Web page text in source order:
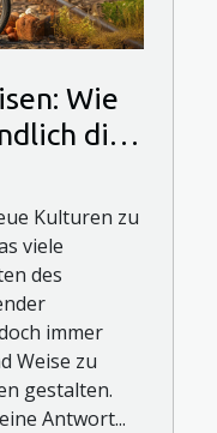
Wie
die
Kulturen zu
viele
des
immer
Weise zu
gestalten.
Antwort...